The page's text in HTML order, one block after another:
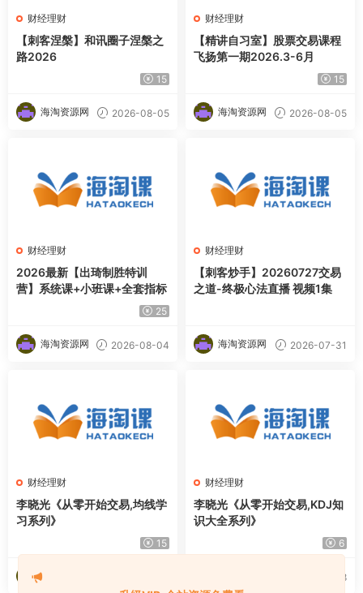
财经理财
【刺客涅槃】和讯圈子涅槃之
路2026
15
海淘资源网 2026-08-05
财经理财
【精讲自习室】股票交易课程
飞扬第一期2026.3-6月
15
海淘资源网 2026-08-05
财经理财
2026最新【出琦制胜特训
营】系统课+小班课+全套指标
25
海淘资源网 2026-08-04
财经理财
【刺客炒手】20260727交易
之道-终极心法直播 视频1集
海淘资源网 2026-07-31
财经理财
李晓光《从零开始交易,均线学
习系列》
15
海淘资源网
财经理财
李晓光《从零开始交易,KDJ知
识大全系列》
6
2026-07-28